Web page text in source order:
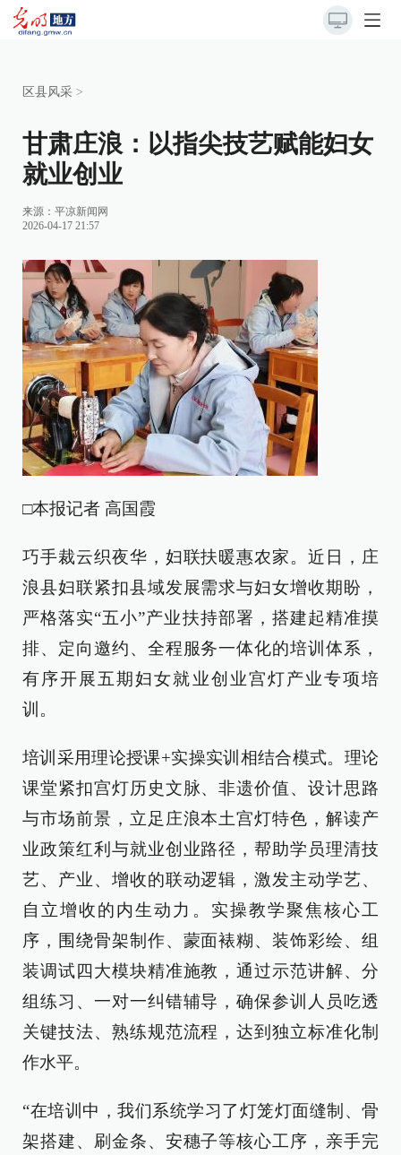
区县风采 >
甘肃庄浪：以指尖技艺赋能妇女
就业创业
来源： 平凉新闻网
2026-04-17 21:57
□本报记者 高国霞
巧手裁云织夜华，妇联扶暖惠农家。近日，庄
浪县妇联紧扣县域发展需求与妇女增收期盼，
严格落实“五小”产业扶持部署，搭建起精准摸
排、定向邀约、全程服务一体化的培训体系，
有序开展五期妇女就业创业宫灯产业专项培
训。
培训采用理论授课+实操实训相结合模式。理论
课堂紧扣宫灯历史文脉、非遗价值、设计思路
与市场前景，立足庄浪本土宫灯特色，解读产
业政策红利与就业创业路径，帮助学员理清技
艺、产业、增收的联动逻辑，激发主动学艺、
自立增收的内生动力。实操教学聚焦核心工
序，围绕骨架制作、蒙面裱糊、装饰彩绘、组
装调试四大模块精准施教，通过示范讲解、分
组练习、一对一纠错辅导，确保参训人员吃透
关键技法、熟练规范流程，达到独立标准化制
作水平。
“在培训中，我们系统学习了灯笼灯面缝制、骨
架搭建、刷金条、安穗子等核心工序，亲手完